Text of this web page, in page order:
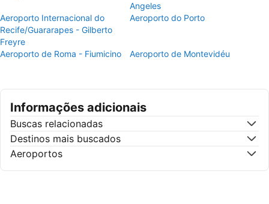
Angeles
Aeroporto Internacional do
Recife/Guararapes - Gilberto
Freyre
Aeroporto do Porto
Aeroporto de Roma - Fiumicino Aeroporto de Montevidéu
Informações adicionais
Buscas relacionadas
Destinos mais buscados
Aeroportos